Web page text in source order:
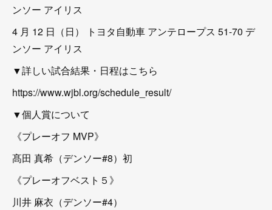
ンソー アイリス
4 月 12 日（日） トヨタ自動車 アンテロープス 51-70 デ
ンソー アイリス
▼詳しい試合結果・日程はこちら
https://www.wjbl.org/schedule_result/
▼個人賞について
《プレーオフ MVP》
髙田 真希（デンソー#8）初
《プレーオフベスト５》
川井 麻衣（デンソー#4）